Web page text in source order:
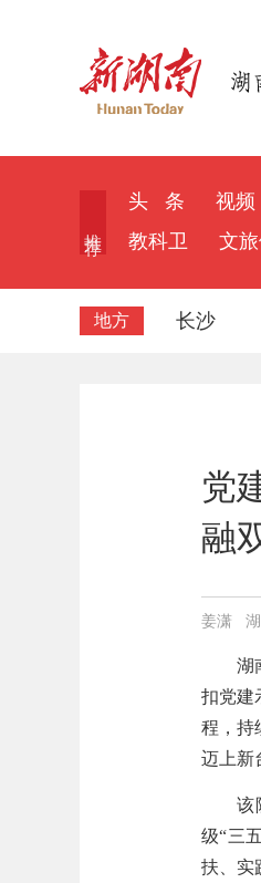
头 条 视频
教科卫
文
地方 长沙
党
融
姜潇 湖
湖
扣党建
程，持
迈上新
该
级“三
扶、实